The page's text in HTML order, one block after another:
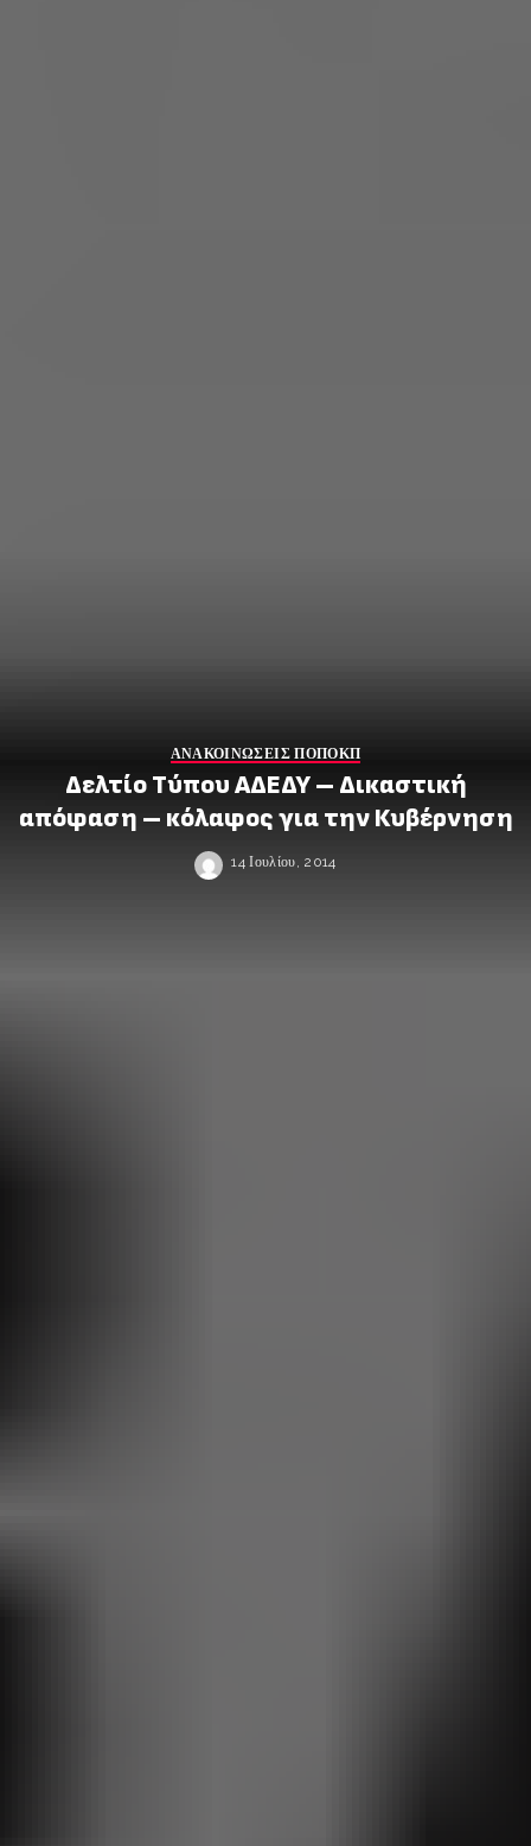
ΑΝΑΚΟΙΝΩΣΕΙΣ ΠΟΠΟΚΠ
Δελτίο Τύπου ΑΔΕΔΥ – Δικαστική
απόφαση – κόλαφος για την Κυβέρνηση
14 Ιουλίου, 2014